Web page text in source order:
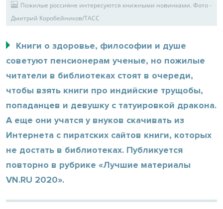
Пожилые россияне интересуются книжными новинками. Фото -
Дмитрий Коробейников/ТАСС
Книги о здоровье, философии и душе
советуют пенсионерам ученые, но пожилые
читатели в библиотеках стоят в очереди,
чтобы взять книги про индийские трущобы,
попаданцев и девушку с татуировкой дракона.
А еще они учатся у внуков скачивать из
Интернета с пиратских сайтов книги, которых
не достать в библиотеках. Публикуется
повторно в рубрике «Лучшие материалы
VN.RU 2020».